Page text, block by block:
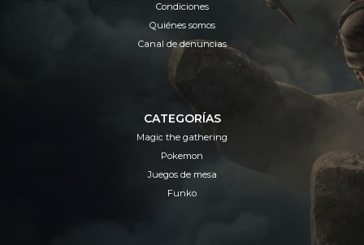
Condiciones
Quiénes somos
Canal de denuncias
CATEGORÍAS
Magic the gathering
Pokemon
Juegos de mesa
Funko